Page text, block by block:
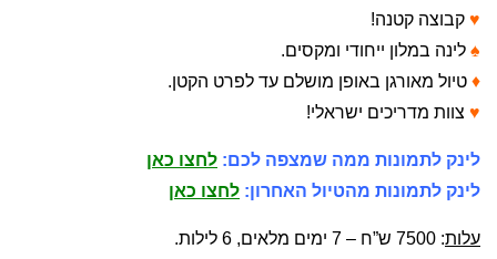
♥ קבוצה קטנה!
♠ לינה במלון ייחודי ומקסים.
♦ טיול מאורגן באופן מושלם עד לפרט הקטן.
♥ צוות מדריכים ישראלי!
לינק לתמונות ממה שמצפה לכם: לחצו כאן
לינק לתמונות מהטיול האחרון: לחצו כאן
עלות: 7500 ש”ח – 7 ימים מלאים, 6 לילות.